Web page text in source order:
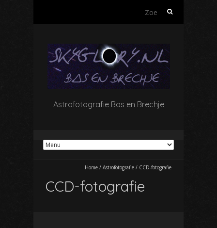
Zoeken
Astrofotografie Bas en Brechje
Home / Astrofotografie / CCD-fotografie
CCD-fotografie